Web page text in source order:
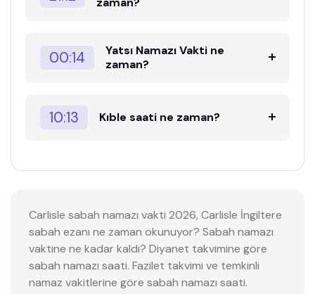
00:14
Yatsı Namazı Vakti ne
zaman?
10:13 Kıble saati ne zaman?
Carlisle sabah namazı vakti 2026, Carlisle İngiltere
sabah ezanı ne zaman okunuyor? Sabah namazı
vaktine ne kadar kaldı? Diyanet takvimine göre
sabah namazı saati. Fazilet takvimi ve temkinli
namaz vakitlerine göre sabah namazı saati.